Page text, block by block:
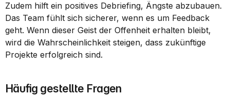
Zudem hilft ein positives Debriefing, Ängste abzubauen.
Das Team fühlt sich sicherer, wenn es um Feedback
geht. Wenn dieser Geist der Offenheit erhalten bleibt,
wird die Wahrscheinlichkeit steigen, dass zukünftige
Projekte erfolgreich sind.
Häufig gestellte Fragen